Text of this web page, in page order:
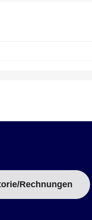
Rechnungen